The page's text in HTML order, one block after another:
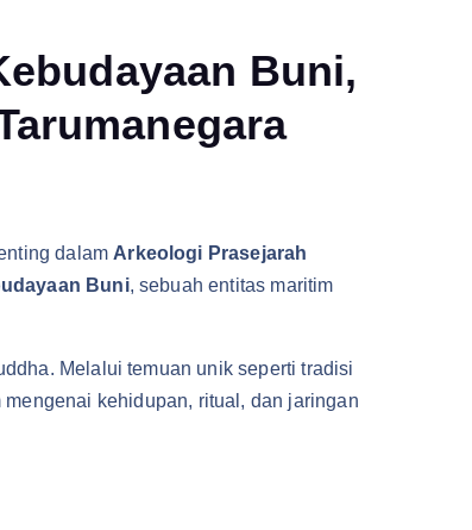
Buni,
dalam Arkeologi Prasejarah
Buni, sebuah entitas maritim
Melalui temuan unik seperti tradisi
mengenai kehidupan, ritual, dan jaringan